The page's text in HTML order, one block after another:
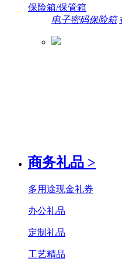
保险箱/保管箱
电子密码保险箱
商务礼品 >
多用途现金礼券
办公礼品
定制礼品
工艺精品